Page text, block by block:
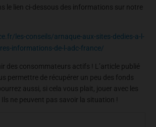
le lien ci-dessous des informations sur notre
les-conseils/arnaque-aux-sites-dedies-a-l-
informations-de-l-adc-france/
des consommateurs actifs ! L’article publié
permettre de récupérer un peu des fonds
aussi, si cela vous plait, jouer avec les
ne peuvent pas savoir la situation !